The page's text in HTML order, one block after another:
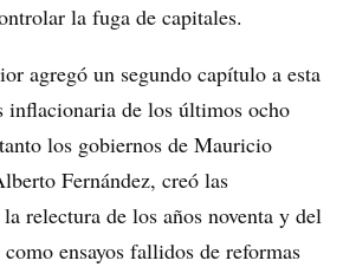
la fuga de capitales.
agregó un segundo capítulo a esta
de los últimos ocho
los gobiernos de Mauricio
Fernández, creó las
relectura de los años noventa y del
ensayos fallidos de reformas